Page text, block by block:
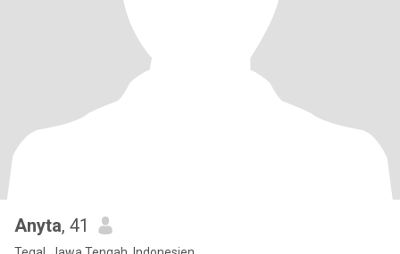
Anyta, 41